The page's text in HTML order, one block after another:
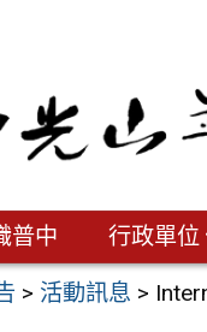
普中 行政單位
> 活動訊息 >